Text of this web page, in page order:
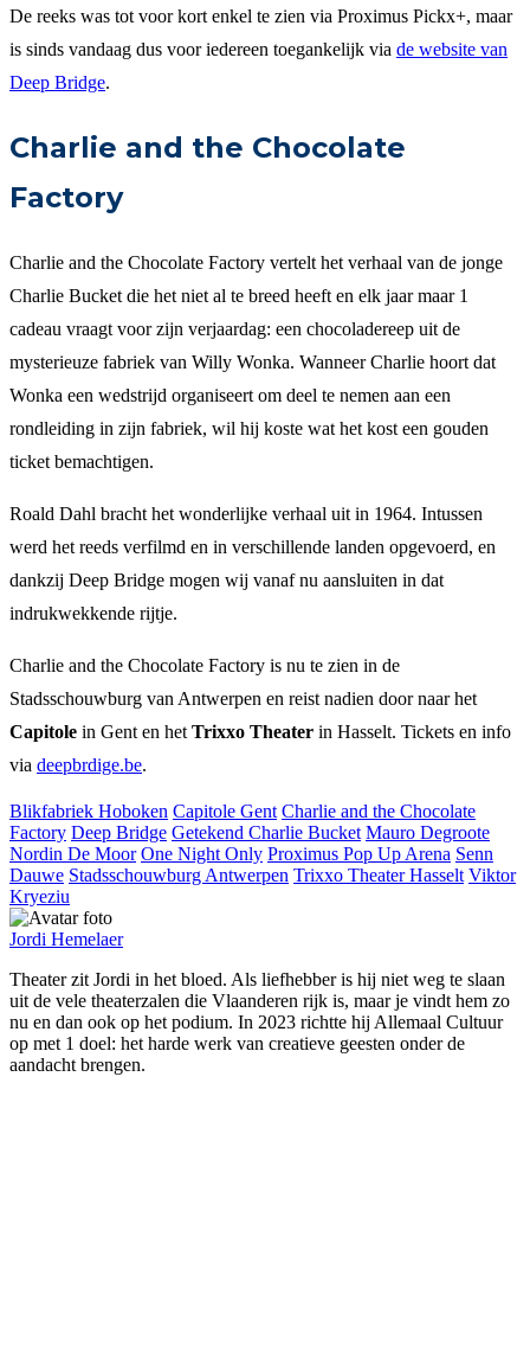
De reeks was tot voor kort enkel te zien via Proximus Pickx+, maar
is sinds vandaag dus voor iedereen toegankelijk via de website van
Deep Bridge.
Charlie and the Chocolate
Factory
Charlie and the Chocolate Factory vertelt het verhaal van de jonge
Charlie Bucket die het niet al te breed heeft en elk jaar maar 1
cadeau vraagt voor zijn verjaardag: een chocoladereep uit de
mysterieuze fabriek van Willy Wonka. Wanneer Charlie hoort dat
Wonka een wedstrijd organiseert om deel te nemen aan een
rondleiding in zijn fabriek, wil hij koste wat het kost een gouden
ticket bemachtigen.
Roald Dahl bracht het wonderlijke verhaal uit in 1964. Intussen
werd het reeds verfilmd en in verschillende landen opgevoerd, en
dankzij Deep Bridge mogen wij vanaf nu aansluiten in dat
indrukwekkende rijtje.
Charlie and the Chocolate Factory is nu te zien in de
Stadsschouwburg van Antwerpen en reist nadien door naar het
Capitole in Gent en het Trixxo Theater in Hasselt. Tickets en info
via deepbrdige.be.
Blikfabriek Hoboken Capitole Gent Charlie and the Chocolate
Factory Deep Bridge Getekend Charlie Bucket Mauro Degroote
Nordin De Moor One Night Only Proximus Pop Up Arena Senn
Dauwe Stadsschouwburg Antwerpen Trixxo Theater Hasselt Viktor
Kryeziu
Jordi Hemelaer
Theater zit Jordi in het bloed. Als liefhebber is hij niet weg te slaan
uit de vele theaterzalen die Vlaanderen rijk is, maar je vindt hem zo
nu en dan ook op het podium. In 2023 richtte hij Allemaal Cultuur
op met 1 doel: het harde werk van creatieve geesten onder de
aandacht brengen.